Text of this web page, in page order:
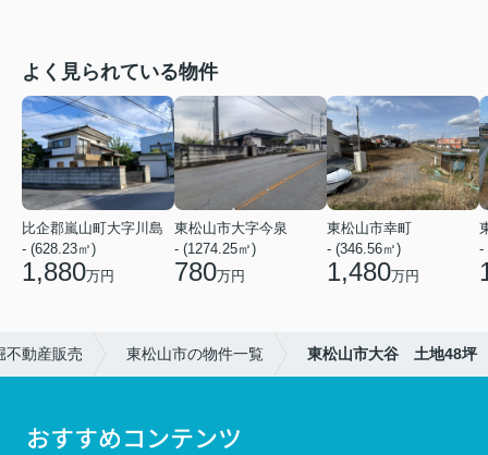
よく見られている物件
比企郡嵐山町大字川島
- (628.23㎡)
1,880万円
東松山市大字今泉
- (1274.25㎡)
780万円
東松山市幸町
- (346.56㎡)
1,480万円
-
不動産販売 東松山市の物件一覧 東松山市大谷 土地48坪
おすすめコンテンツ